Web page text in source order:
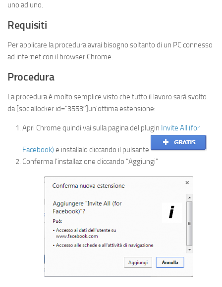
uno ad uno.
Requisiti
Per applicare la procedura avrai bisogno soltanto di un PC connesso
ad internet con il browser Chrome.
Procedura
La procedura è molto semplice visto che tutto il lavoro sarà svolto
da [sociallocker id=”3553″]un’ottima estensione:
Apri Chrome quindi vai sulla pagina del plugin Invite All (for
Facebook) e installalo cliccando il pulsante
Conferma l’installazione cliccando “Aggiungi”